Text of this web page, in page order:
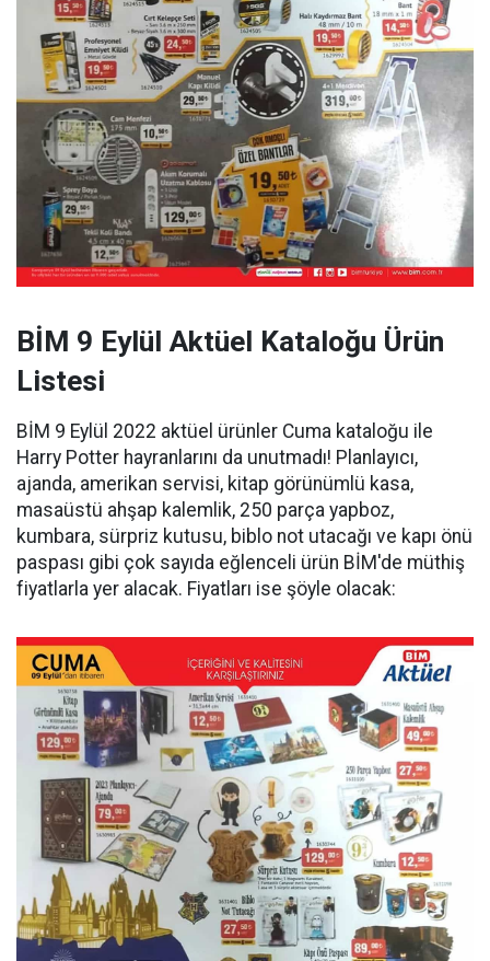
BİM 9 Eylül Aktüel Kataloğu Ürün
Listesi
BİM 9 Eylül 2022 aktüel ürünler Cuma kataloğu ile
Harry Potter hayranlarını da unutmadı! Planlayıcı,
ajanda, amerikan servisi, kitap görünümlü kasa,
masaüstü ahşap kalemlik, 250 parça yapboz,
kumbara, sürpriz kutusu, biblo not utacağı ve kapı önü
paspası gibi çok sayıda eğlenceli ürün BİM'de müthiş
fiyatlarla yer alacak. Fiyatları ise şöyle olacak: